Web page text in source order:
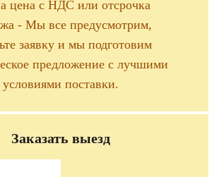
цена с НДС или отсрочка
- Мы все предусмотрим,
заявку и мы подготовим
предложение с лучшими
условиями поставки.
Заказать выезд